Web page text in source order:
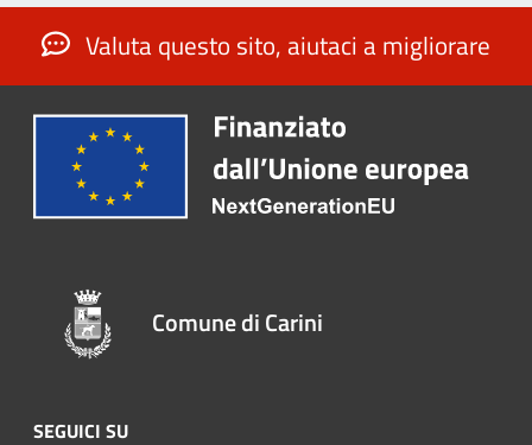
Valuta questo sito, aiutaci a migliorare
Comune di Carini
SEGUICI SU